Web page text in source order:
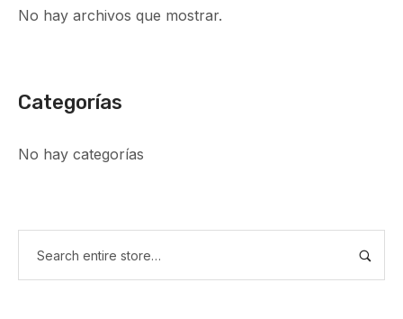
No hay archivos que mostrar.
Categorías
No hay categorías